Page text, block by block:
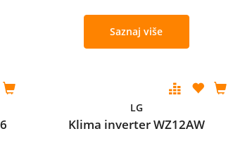
Saznaj više
LG
Klima inverter WZ12AW